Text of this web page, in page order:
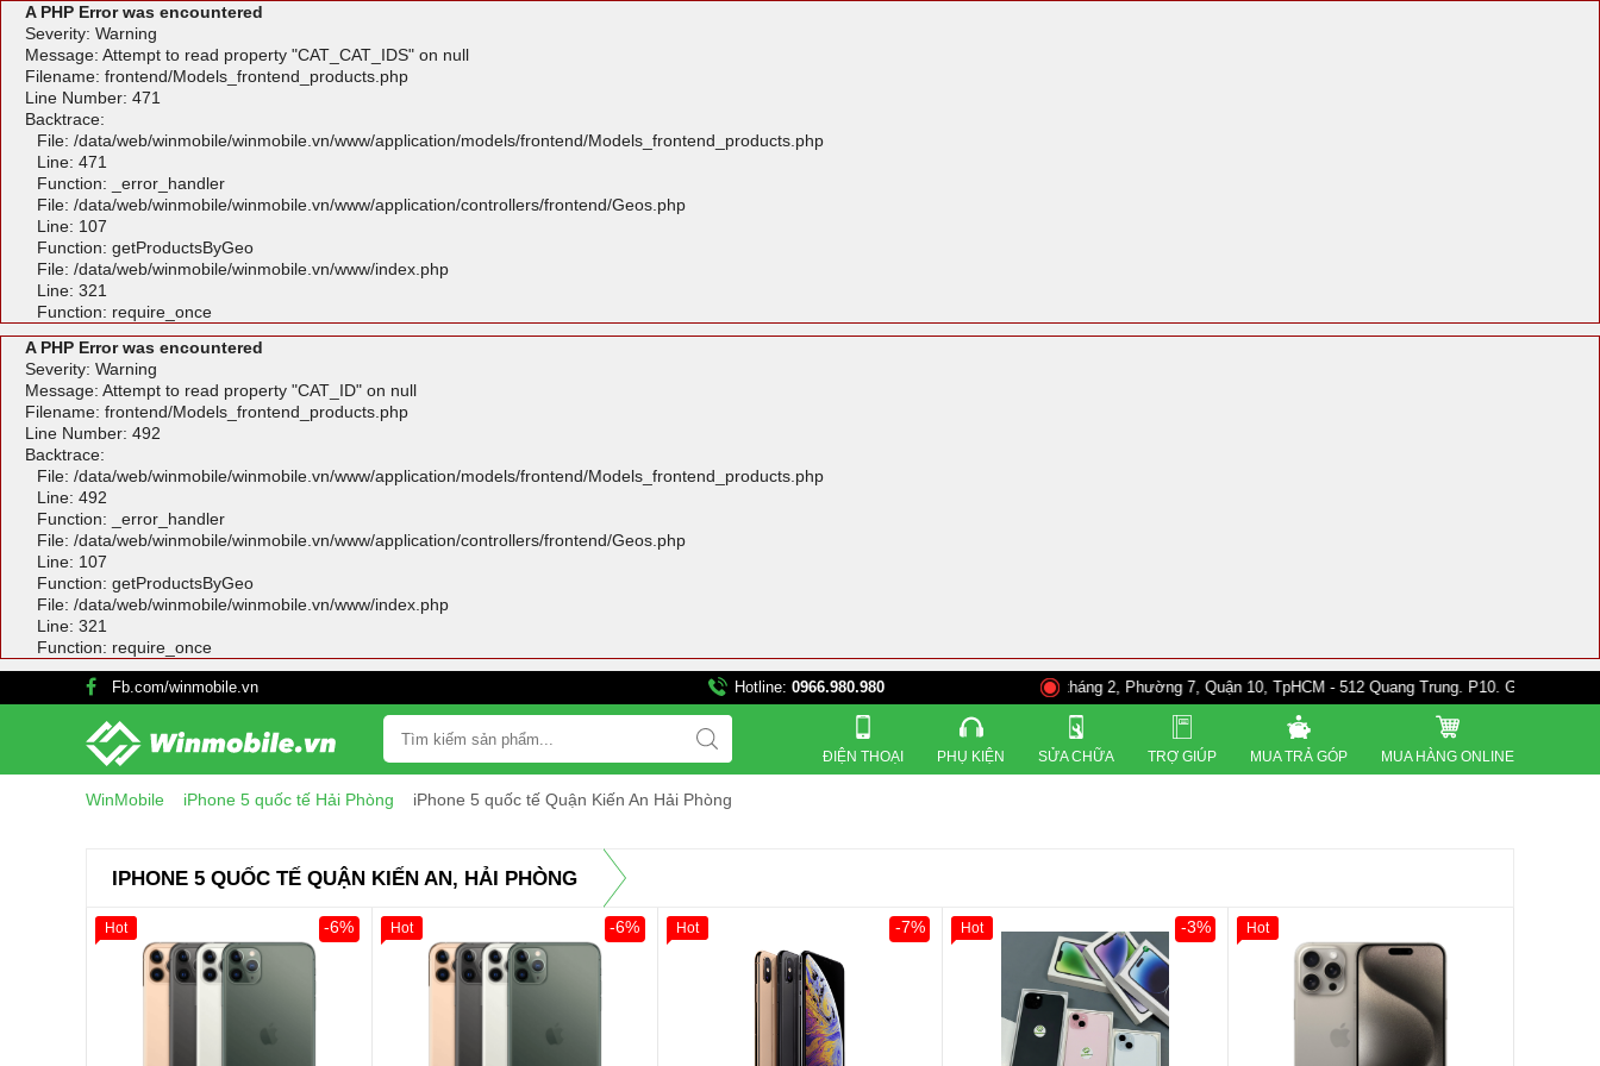
A PHP Error was encountered
Severity: Warning
Message: Attempt to read property "CAT_CAT_IDS" on null
Filename: frontend/Models_frontend_products.php
Line Number: 471
Backtrace:
File: /data/web/winmobile/winmobile.vn/www/application/models/frontend/Models_frontend_products.php
Line: 471
Function: _error_handler
File: /data/web/winmobile/winmobile.vn/www/application/controllers/frontend/Geos.php
Line: 107
Function: getProductsByGeo
File: /data/web/winmobile/winmobile.vn/www/index.php
Line: 321
Function: require_once
A PHP Error was encountered
Severity: Warning
Message: Attempt to read property "CAT_ID" on null
Filename: frontend/Models_frontend_products.php
Line Number: 492
Backtrace:
File: /data/web/winmobile/winmobile.vn/www/application/models/frontend/Models_frontend_products.php
Line: 492
Function: _error_handler
File: /data/web/winmobile/winmobile.vn/www/application/controllers/frontend/Geos.php
Line: 107
Function: getProductsByGeo
File: /data/web/winmobile/winmobile.vn/www/index.php
Line: 321
Function: require_once
Fb.com/winmobile.vn Hotline: 0966.980.980 821 Đường 3 tháng 2, Phường 7, Quận 10, TpHCM - 512 Quang Trung. P10. Gò Vấp - 528A Trường
ĐIỆN THOẠI PHỤ KIỆN SỬA CHỮA TRỢ GIÚP MUA TRẢ GÓP MUA HÀNG ONLINE
WinMobile iPhone 5 quốc tế Hải Phòng iPhone 5 quốc tế Quận Kiến An Hải Phòng
IPHONE 5 QUỐC TẾ QUẬN KIẾN AN, HẢI PHÒNG
Giảm 100.000đ
Khách Hàng
Thân Thiết
-6%
Hot
Giảm 100.000đ
Khách Hàng
Thân Thiết
-6%
Hot
Giảm 100.000đ
Khách Hàng
-7%
Hot
Giảm 100.000đ
Khách Hàng
Tặng
-3%
Hot Hot